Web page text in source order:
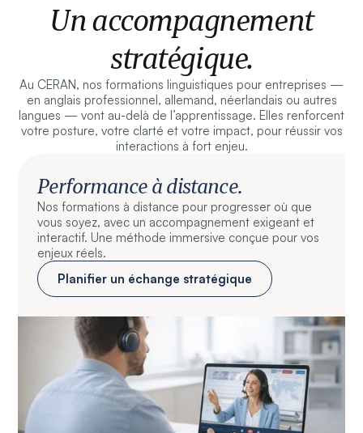
Un accompagnement
stratégique.
Au CERAN, nos formations linguistiques pour entreprises —
en anglais professionnel, allemand, néerlandais ou autres
langues — vont au-delà de l’apprentissage. Elles renforcent
votre posture, votre clarté et votre impact, pour réussir vos
interactions à fort enjeu.
Performance à distance.
Nos formations à distance pour progresser où que
vous soyez, avec un accompagnement exigeant et
interactif. Une méthode immersive conçue pour vos
enjeux réels.
Planifier un échange stratégique